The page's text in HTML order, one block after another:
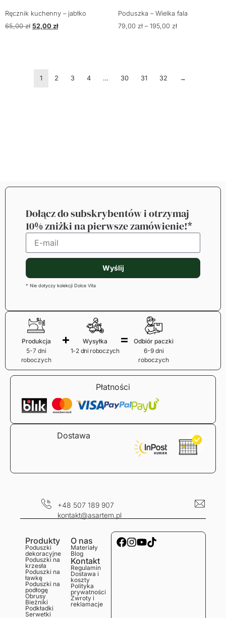
Ręcznik kuchenny – jabłko
65,00zł 52,00 zł
Poduszka – Wielka fala
79,00 zł – 195,00 zł
1 2 3 4 … 30 31 32 →
Dołącz do subskrybentów i otrzymaj
10% zniżki na pierwsze zamówienie!*
Wyślij
* Nie dotyczy kolekcji Dolce Vita
Produkcja
5-7 dni
roboczych
Wysyłka
1-2 dni roboczych
Odbiór paczki
6-9 dni
roboczych
Płatności
Dostawa
+48 507 189 907
kontakt@asartem.pl
Produkty
Poduszki
dekoracyjne
Poduszki na
krzesła
Poduszki na
ławkę
Poduszki na
podłogę
Obrusy
Bieżniki
Podkładki
Serwetki
O nas
Materiały
Blog
Kontakt
Regulamin
Dostawa i
koszty
Polityka
prywatności
Zwroty i
reklamacje